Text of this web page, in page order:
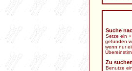
Suche
Setze ein +
gefunden
wenn nur
Zu
Benutze